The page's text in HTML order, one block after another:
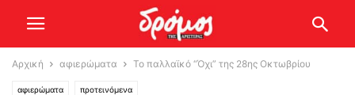
Αρχική αφιερώματα Το παλλαϊκό “Όχι” της 28ης Οκτωβρίου
αφιερώματα προτεινόμενα